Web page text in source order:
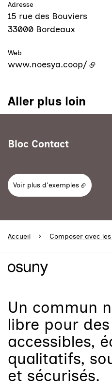
Adresse
15 rue des Bouviers
33000 Bordeaux
Web
www.noesya.coop/
Aller plus loin
Bloc Contact
Voir plus d'exemples
Accueil Composer avec
Un commun
libre pour
accessibles,
qualitatifs,
et sécurisés.